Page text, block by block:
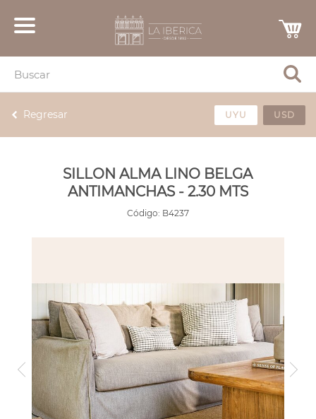
Regresar UYU USD
SILLON ALMA LINO BELGA
ANTIMANCHAS - 2.30 MTS
Código: B4237